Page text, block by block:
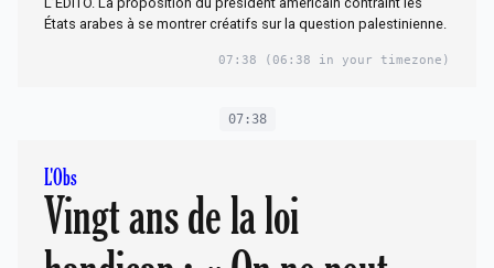
États arabes à se montrer créatifs sur la question palestinienne.
07:38 (06:38 in your timezone)
07:38
L'Obs
Vingt ans de la loi